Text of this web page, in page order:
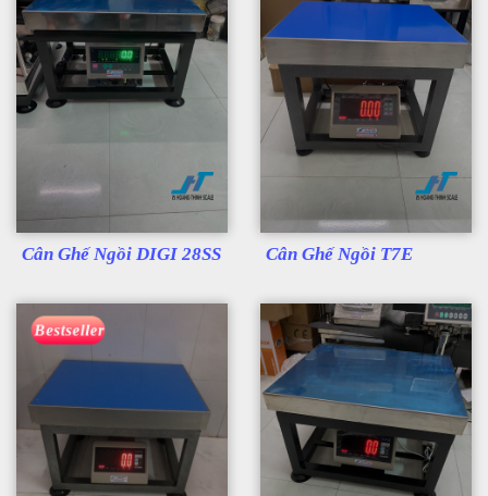
Cân Ghế Ngồi DIGI 28SS Cân Ghế Ngồi T7E
Bestseller